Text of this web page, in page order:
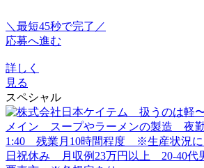
＼最短45秒で完了／
応募へ進む
詳しく
見る
スペシャル